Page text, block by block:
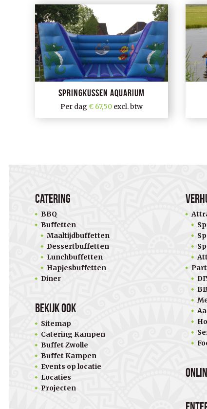
Springkussen aquarium
Per dag 67,50 excl. btw
Catering
BBQ
Buffetten
Maaltijdbuffetten
Dessertbuffetten
Lunchbuffetten
Hapjesbuffetten
Diner
Bekijk ook
Sitemap
Catering Kampen
Buffet Zwolle
Buffet Kampen
Events op locatie
Locaties
Projecten